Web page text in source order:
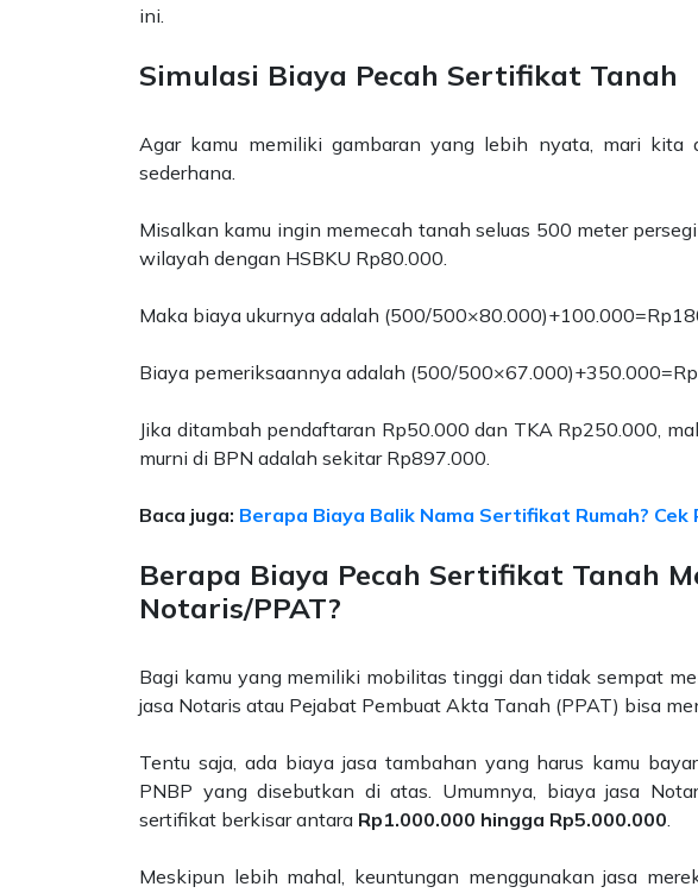
ini.
Simulasi Biaya Pecah Sertifikat Tanah
Agar kamu memiliki gambaran yang lebih nyata, mari kita
sederhana.
Misalkan kamu ingin memecah tanah seluas 500 meter
wilayah dengan HSBKU Rp80.000.
Maka biaya ukurnya adalah (500/
Biaya pemeriksaannya adalah (500/
Jika ditambah pendaftaran Rp50.000 dan TKA Rp250.000,
murni di BPN adalah sekitar Rp897.000.
Baca juga: Berapa Biaya Balik Nama Sertifikat Rumah? Cek
Berapa Biaya Pecah Sertifikat Tanah
Notaris/PPAT?
Bagi kamu yang memiliki mobilitas tinggi dan tidak sempat
jasa Notaris atau Pejabat Pembuat Akta Tanah (PPAT) bisa
Tentu saja, ada biaya jasa tambahan yang harus kamu
PNBP yang disebutkan di atas. Umumnya, biaya jasa
sertifikat berkisar antara Rp1.000.000 hingga Rp5.000.000
Meskipun lebih mahal, keuntungan menggunakan jasa